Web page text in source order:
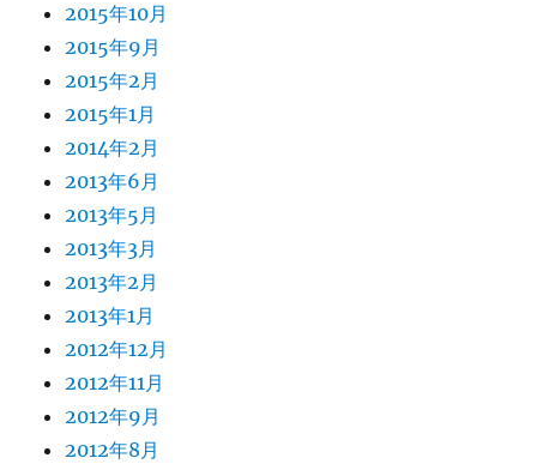
2015年10月
2015年9月
2015年2月
2015年1月
2014年2月
2013年6月
2013年5月
2013年3月
2013年2月
2013年1月
2012年12月
2012年11月
2012年9月
2012年8月